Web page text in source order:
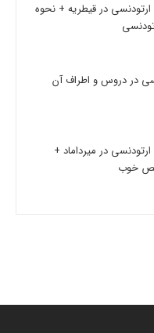
در قیطریه + نحوه
در دروس و اطراف آن
در میرداماد +
خوب